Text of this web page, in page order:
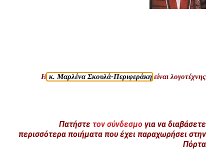
Ηκ. Μαρλένα Σκουλά-Περιφεράκη είναι λογοτέχνης
Πατήστε τον σύνδεσμογια να διαβάσετε
περισσότερα ποιήματα που έχει παραχωρήσει στην
Πόρτα